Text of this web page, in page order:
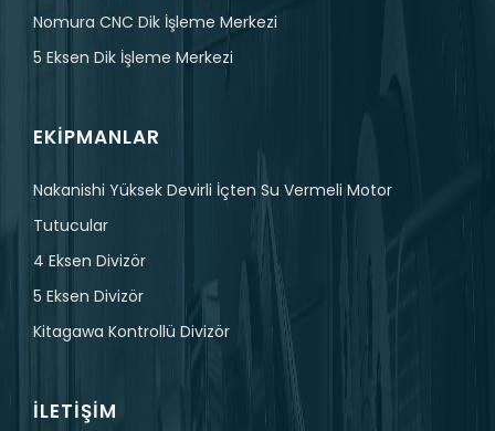
Nomura CNC Dik İşleme Merkezi
5 Eksen Dik İşleme Merkezi
EKIPMANLAR
Nakanishi Yüksek Devirli İçten Su Vermeli Motor
Tutucular
4 Eksen Divizör
5 Eksen Divizör
Kitagawa Kontrollü Divizör
İLETIŞIM